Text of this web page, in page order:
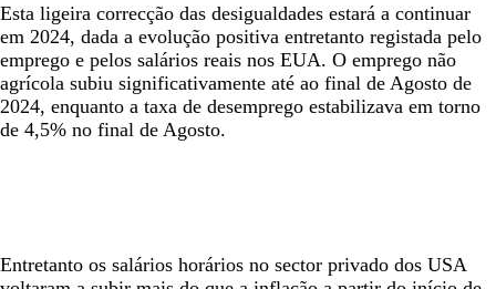
Esta ligeira correcção das desigualdades estará a continuar
em 2024, dada a evolução positiva entretanto registada pelo
emprego e pelos salários reais nos EUA. O emprego não
agrícola subiu significativamente até ao final de Agosto de
2024, enquanto a taxa de desemprego estabilizava em torno
de 4,5% no final de Agosto.
Entretanto os salários horários no sector privado dos USA